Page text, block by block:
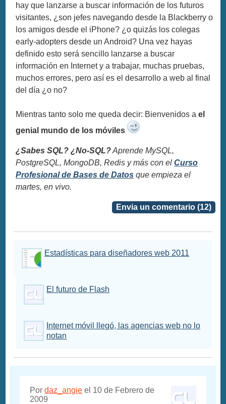
hay que lanzarse a buscar información de los futuros
visitantes, ¿son jefes navegando desde la Blackberry o
los amigos desde el iPhone? ¿o quizás los colegas
early-adopters desde un Android? Una vez hayas
definido esto será sencillo lanzarse a buscar
información en Internet y a trabajar, muchas pruebas,
muchos errores, pero así es el desarrollo a web al final
del día ¿o no?
Mientras tanto solo me queda decir: Bienvenidos ael
genial mundo de los móviles
¿Sabes SQL? ¿No-SQL?Aprende MySQL,
PostgreSQL, MongoDB, Redis y más con elCurso
Profesional de Bases de Datos que empieza el
martes, en vivo.
Envia un comentario (12)
Estadísticas para diseñadores web 2011
El futuro de Flash
Internet móvil llegó, las agencias web no lo
notan
Pordaz_angie el 10 de Febrero de
2009